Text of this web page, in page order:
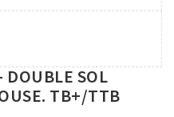
SOL
TB+/TTB